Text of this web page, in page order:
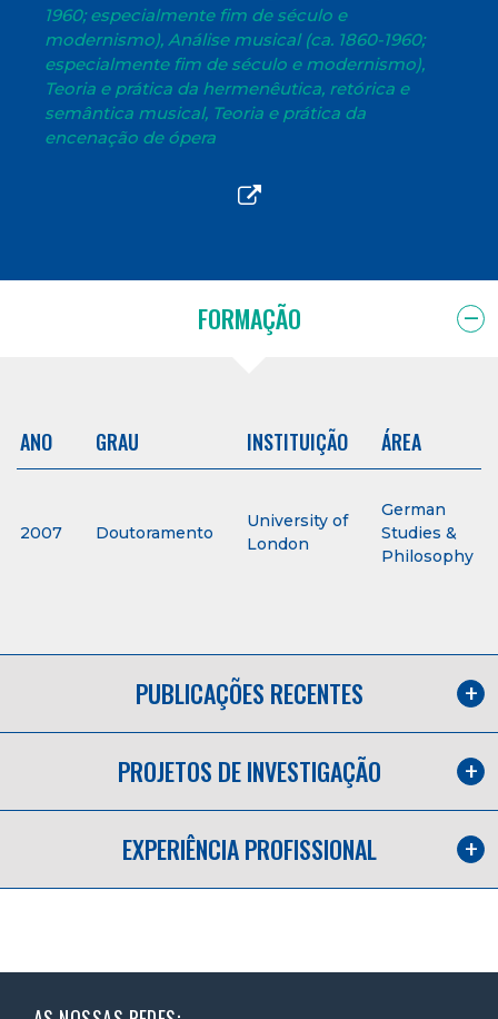
1960; especialmente fim de século e
modernismo), Análise musical (ca. 1860-1960;
especialmente fim de século e modernismo),
Teoria e prática da hermenêutica, retórica e
semântica musical, Teoria e prática da
encenação de ópera
FORMAÇÃO
ANO GRAU INSTITUIÇÃO ÁREA
2007 Doutoramento
University of
London
German
Studies &
Philosophy
PUBLICAÇÕES RECENTES
PROJETOS DE INVESTIGAÇÃO
EXPERIÊNCIA PROFISSIONAL